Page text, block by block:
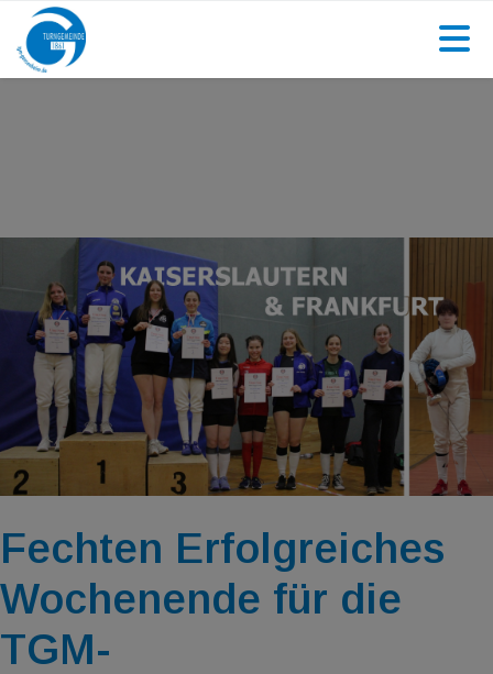
Fechten Erfolgreiches
Wochenende für die
TGM-